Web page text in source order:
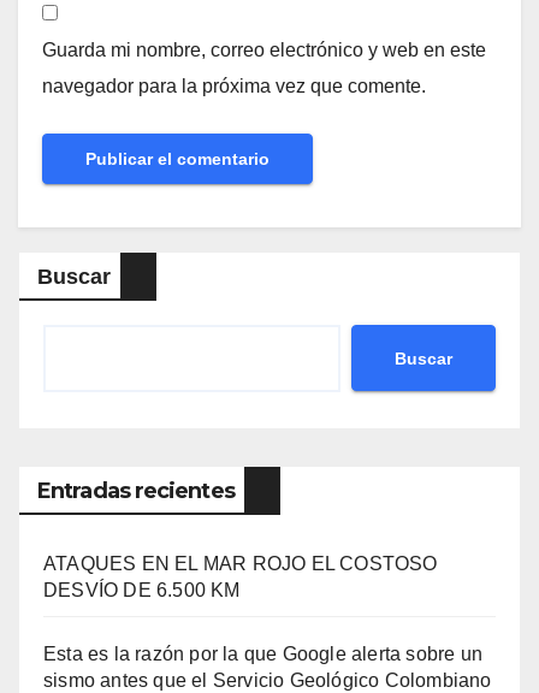
Guarda mi nombre, correo electrónico y web en este
navegador para la próxima vez que comente.
Buscar
Buscar
Entradas recientes
ATAQUES EN EL MAR ROJO EL COSTOSO
DESVÍO DE 6.500 KM
Esta es la razón por la que Google alerta sobre un
sismo antes que el Servicio Geológico Colombiano